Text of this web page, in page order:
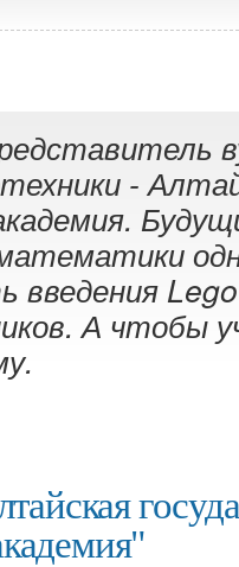
-
введения
А чтобы